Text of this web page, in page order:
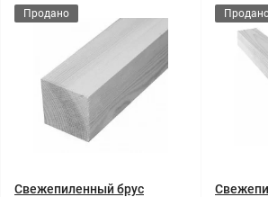
Продано
Свежепиленный брус